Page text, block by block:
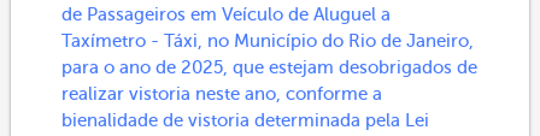
de Passageiros em Veículo de Aluguel a
Taxímetro - Táxi, no Município do Rio de Janeiro,
para o ano de 2025, que estejam desobrigados de
realizar vistoria neste ano, conforme a
bienalidade de vistoria determinada pela Lei